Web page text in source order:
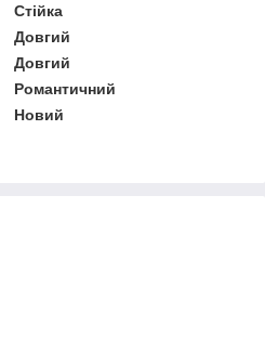
Стійка
Довгий
Довгий
Романтичний
Новий